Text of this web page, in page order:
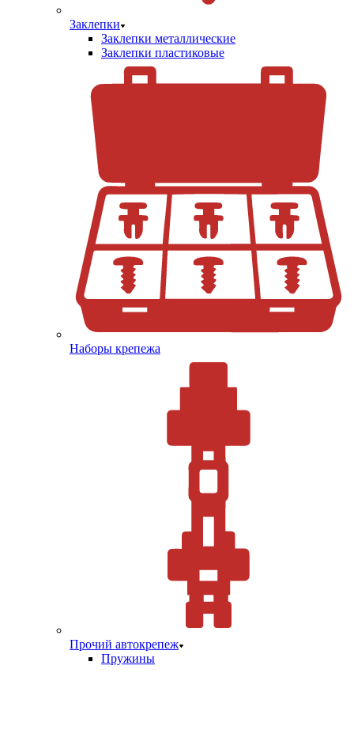
Заклепки
Заклепки металлические
Заклепки пластиковые
Наборы крепежа
Прочий автокрепеж
Пружины